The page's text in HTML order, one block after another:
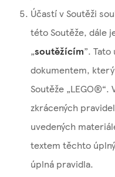
Účastí v Soutěži
této Soutěže, dále
„soutěžícím”.
dokumentem,
Soutěže
zkrácených
uvedených
textem těchto
úplná pravidla.